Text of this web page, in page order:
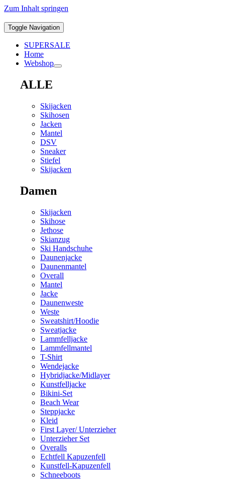
Zum Inhalt springen
Toggle Navigation
SUPERSALE
Home
Webshop
ALLE
Skijacken
Skihosen
Jacken
Mantel
DSV
Sneaker
Stiefel
Skijacken
Damen
Skijacken
Skihose
Jethose
Skianzug
Ski Handschuhe
Daunenjacke
Daunenmantel
Overall
Mantel
Jacke
Daunenweste
Weste
Sweatshirt/Hoodie
Sweatjacke
Lammfelljacke
Lammfellmantel
T-Shirt
Wendejacke
Hybridjacke/Midlayer
Kunstfelljacke
Bikini-Set
Beach Wear
Steppjacke
Kleid
First Layer/ Unterzieher
Unterzieher Set
Overalls
Echtfell Kapuzenfell
Kunstfell-Kapuzenfell
Schneeboots